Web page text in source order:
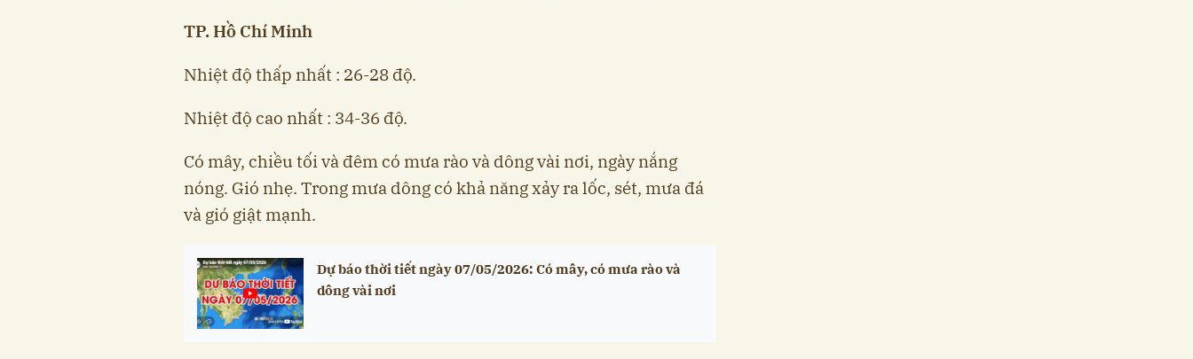
TP. Hồ Chí Minh
Nhiệt độ thấp nhất : 26-28 độ.
Nhiệt độ cao nhất : 34-36 độ.
Có mây, chiều tối và đêm có mưa rào và dông vài nơi, ngày nắng
nóng. Gió nhẹ. Trong mưa dông có khả năng xảy ra lốc, sét, mưa đá
và gió giật mạnh.
Dự báo thời tiết ngày 07/05/2026: Có mây, có mưa rào và
dông vài nơi